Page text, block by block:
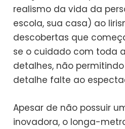
realismo da vida da
escola, sua casa) ao
descobertas que
se o cuidado com toda
detalhes, não
detalhe falte ao
Apesar de não possuir
inovadora, o longa-